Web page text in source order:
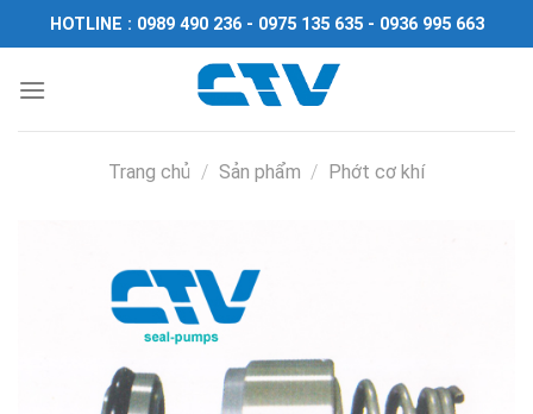
Chuyển
đến
dung
HOTLINE : 0989 490 236 - 0975 135 635 - 0936 995 663
Trang chủ / Sản phẩm / Phớt cơ khí